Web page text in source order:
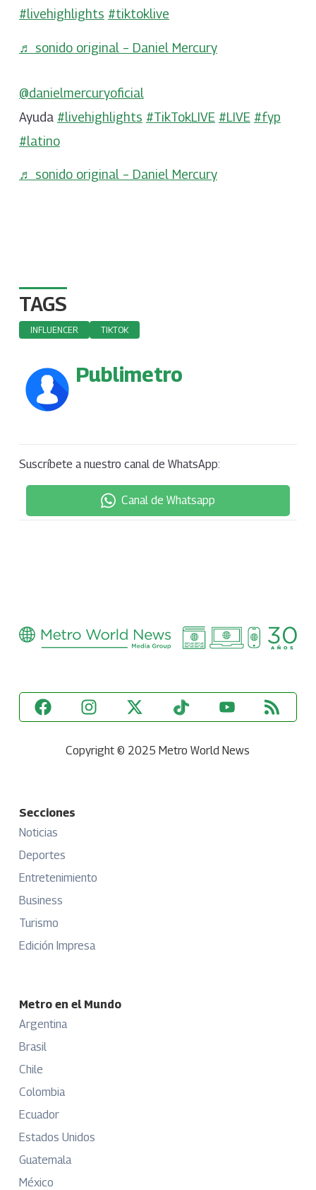
#livehighlights #tiktoklive
♬ sonido original – Daniel Mercury
@danielmercuryoficial
Ayuda #livehighlights #TikTokLIVE #LIVE #fyp
#latino
♬ sonido original – Daniel Mercury
TAGS
INFLUENCER TIKTOK
Publimetro
Suscríbete a nuestro canal de WhatsApp:
Canal de Whatsapp
Copyright © 2025 Metro World News
Secciones
Noticias
Deportes
Entretenimiento
Business
Turismo
Edición Impresa
Metro en el Mundo
Argentina
Brasil
Chile
Colombia
Ecuador
Estados Unidos
Guatemala
México